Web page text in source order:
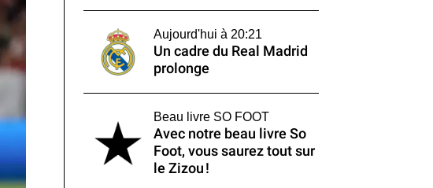
Aujourd'hui à 20:21
Un cadre du Real Madrid
prolonge
Beau livre SO FOOT
Avec notre beau livre So
Foot, vous saurez tout sur
le Zizou !